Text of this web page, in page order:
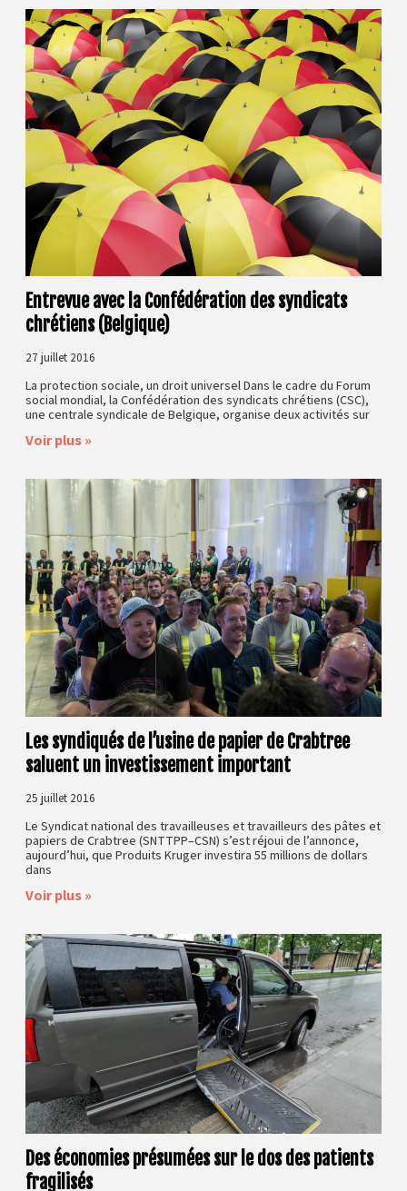
Entrevue avec la Confédération des syndicats
chrétiens (Belgique)
27 juillet 2016
La protection sociale, un droit universel Dans le cadre du Forum
social mondial, la Confédération des syndicats chrétiens (CSC),
une centrale syndicale de Belgique, organise deux activités sur
Voir plus »
Les syndiqués de l’usine de papier de Crabtree
saluent un investissement important
25 juillet 2016
Le Syndicat national des travailleuses et travailleurs des pâtes et
papiers de Crabtree (SNTTPP–CSN) s’est réjoui de l’annonce,
aujourd’hui, que Produits Kruger investira 55 millions de dollars
dans
Voir plus »
Des économies présumées sur le dos des patients
fragilisés